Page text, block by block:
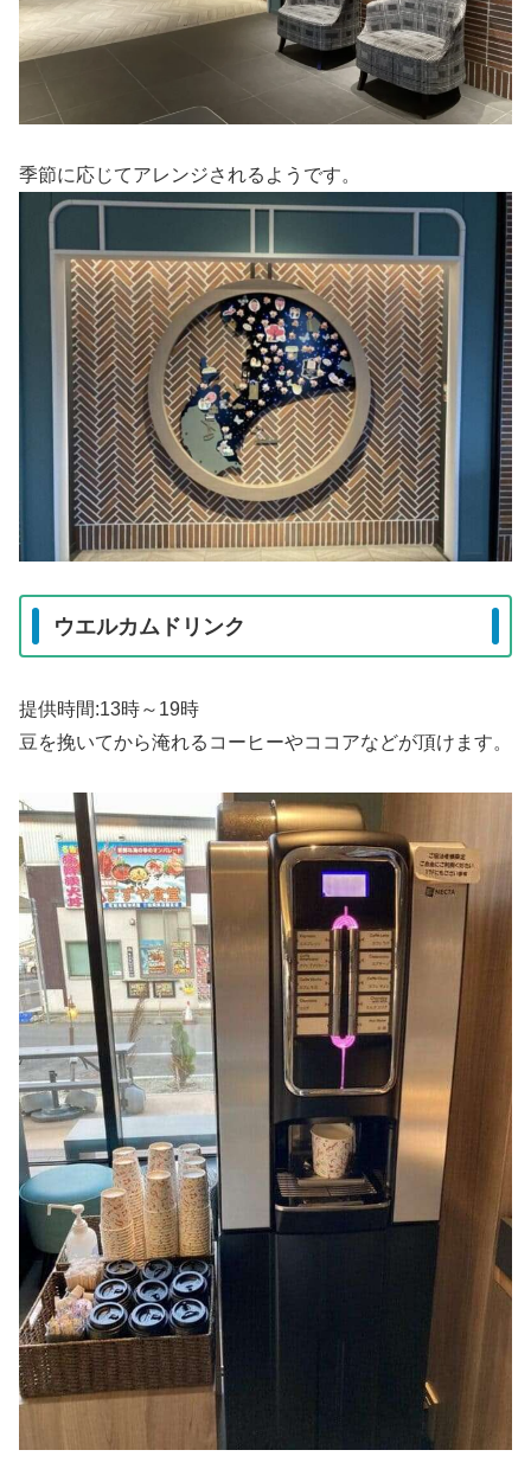
季節に応じてアレンジされるようです。
ウエルカムドリンク
提供時間:13時～19時
豆を挽いてから淹れるコーヒーやココアなどが頂けます。